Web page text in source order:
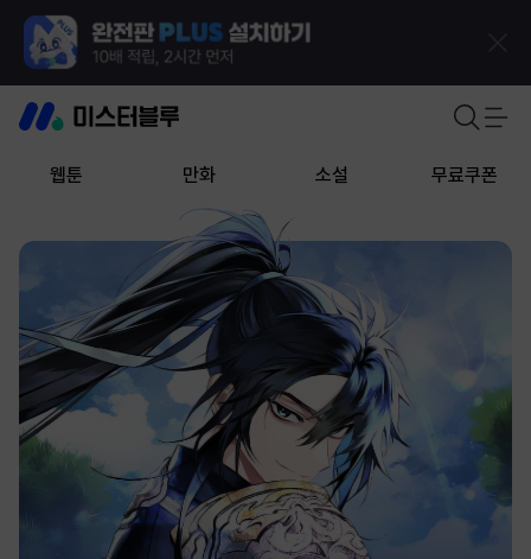
웹툰 만화 소설 무료쿠폰